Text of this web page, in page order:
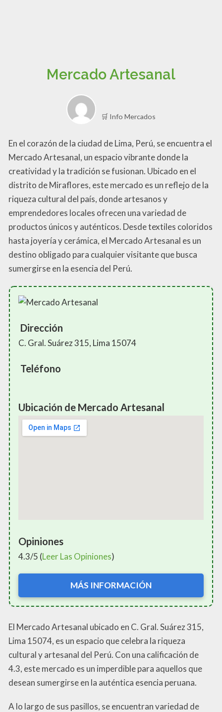
Mercado Artesanal
🛒 Info Mercados
En el corazón de la ciudad de Lima, Perú, se encuentra el
Mercado Artesanal, un espacio vibrante donde la
creatividad y la tradición se fusionan. Ubicado en el
distrito de Miraflores, este mercado es un reflejo de la
riqueza cultural del país, donde artesanos y
emprendedores locales ofrecen una variedad de
productos únicos y auténticos. Desde textiles coloridos
hasta joyería y cerámica, el Mercado Artesanal es un
destino obligado para cualquier visitante que busca
sumergirse en la esencia del Perú.
Dirección
C. Gral. Suárez 315, Lima 15074
Teléfono
Ubicación de Mercado Artesanal
Opiniones
4.3/5 (Leer Las Opiniones)
MÁS INFORMACIÓN
El Mercado Artesanal ubicado en C. Gral. Suárez 315,
Lima 15074, es un espacio que celebra la riqueza
cultural y artesanal del Perú. Con una calificación de
4.3, este mercado es un imperdible para aquellos que
desean sumergirse en la auténtica esencia peruana.
A lo largo de sus pasillos, se encuentran variedad de